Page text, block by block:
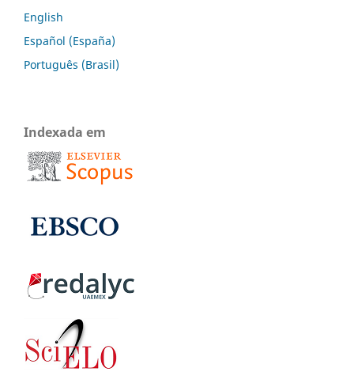
English
Español (España)
Português (Brasil)
Indexada em